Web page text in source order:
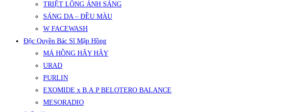
TRIỆT LÔNG ÁNH SÁNG
SÁNG DA – ĐỀU MÀU
W FACEWASH
Độc Quyền Bác Sĩ Mập Hồng
MÁ HỒNG HÂY HÂY
URAD
PURLIN
EXOMIDE x B.A.P BELOTERO BALANCE
MESORADIO